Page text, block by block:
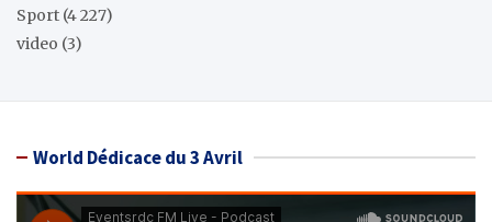
Sport (4 227)
video (3)
World Dédicace du 3 Avril